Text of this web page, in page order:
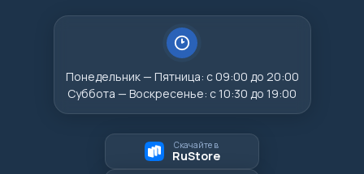
Понедельник — Пятница: с 09:00 до 20:00
Суббота — Воскресенье: с 10:30 до 19:00
Скачайте в
RuStore